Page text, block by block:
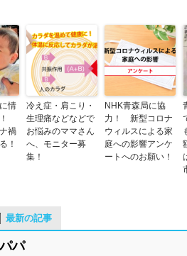
情
！
禍
！
冷え症・肩こり・
生理痛などなどで
お悩みのママさん
へ、モニター募
集！
NHK青森局に協
力！ 新型コロナ
ウィルスによる家
庭への影響アンケ
ートへのお願い！
最新の記事
パ